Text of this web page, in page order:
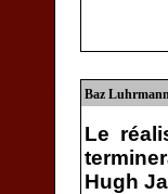
Baz
Le
Hugh